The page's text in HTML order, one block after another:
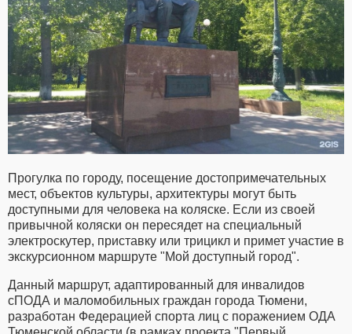
Прогулка по городу, посещение достопримечательных
мест, объектов культуры, архитектуры могут быть
доступными для человека на коляске. Если из своей
привычной коляски он пересядет на специальный
электроскутер, приставку или трицикл и примет участие в
экскурсионном маршруте "Мой доступный город".
Данный маршрут, адаптированный для инвалидов
сПОДА и маломобильных граждан города Тюмени,
разработан Федерацией спорта лиц с поражением ОДА